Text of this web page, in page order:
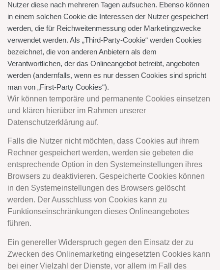
Nutzer diese nach mehreren Tagen aufsuchen. Ebenso können
in einem solchen Cookie die Interessen der Nutzer gespeichert
werden, die für Reichweitenmessung oder Marketingzwecke
verwendet werden. Als „Third-Party-Cookie“ werden Cookies
bezeichnet, die von anderen Anbietern als dem
Verantwortlichen, der das Onlineangebot betreibt, angeboten
werden (andernfalls, wenn es nur dessen Cookies sind spricht
man von „First-Party Cookies“).
Wir können temporäre und permanente Cookies einsetzen
und klären hierüber im Rahmen unserer
Datenschutzerklärung auf.
Falls die Nutzer nicht möchten, dass Cookies auf ihrem
Rechner gespeichert werden, werden sie gebeten die
entsprechende Option in den Systemeinstellungen ihres
Browsers zu deaktivieren. Gespeicherte Cookies können
in den Systemeinstellungen des Browsers gelöscht
werden. Der Ausschluss von Cookies kann zu
Funktionseinschränkungen dieses Onlineangebotes
führen.
Ein genereller Widerspruch gegen den Einsatz der zu
Zwecken des Onlinemarketing eingesetzten Cookies kann
bei einer Vielzahl der Dienste, vor allem im Fall des